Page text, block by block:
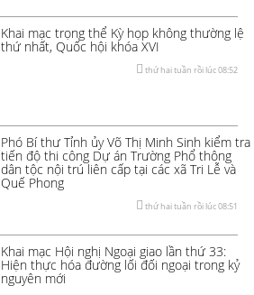
Khai mạc trọng thể Kỳ họp không thường lệ
thứ nhất, Quốc hội khóa XVI
thứ hai tuần rồi lúc 08:52
Phó Bí thư Tỉnh ủy Võ Thị Minh Sinh kiểm tra
tiến độ thi công Dự án Trường Phổ thông
dân tộc nội trú liên cấp tại các xã Tri Lễ và
Quế Phong
thứ hai tuần rồi lúc 08:51
Khai mạc Hội nghị Ngoại giao lần thứ 33:
Hiện thực hóa đường lối đối ngoại trong kỷ
nguyên mới